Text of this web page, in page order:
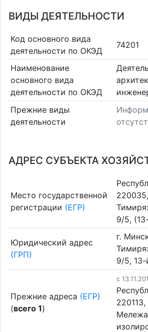
ВИДЫ ДЕЯТЕЛЬНОСТИ
Код основного вида
деятельности по ОКЭД
74201
Наименование
основного вида
деятельности по ОКЭД
Прежние виды
деятельности
АДРЕС СУБЪЕКТА
Место государственной
регистрации (ЕГР)
9/5,
Юридический адрес
(ГРП)
г.
9/5,
Прежние адреса (ЕГР)
(всего 1)
c